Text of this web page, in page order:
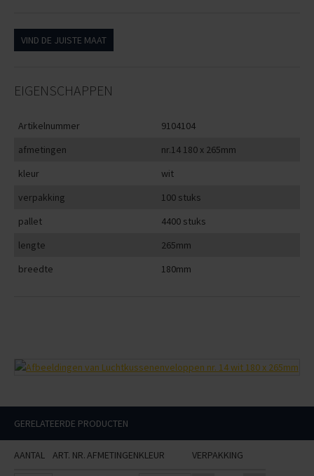
VIND DE JUISTE MAAT
EIGENSCHAPPEN
Artikelnummer
9104104
afmetingen
nr.14 180 x 265mm
kleur
wit
verpakking
100 stuks
pallet
4400 stuks
lengte
265mm
breedte
180mm
GERELATEERDE PRODUCTEN
AANTAL ART. NR.AFMETINGENKLEUR VERPAKKING